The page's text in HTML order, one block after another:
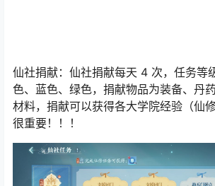
仙社捐献：仙社捐献每天 4 次，任务等
色、蓝色、绿色，捐献物品为装备、丹
材料，捐献可以获得各大学院经验（仙
很重要！！！